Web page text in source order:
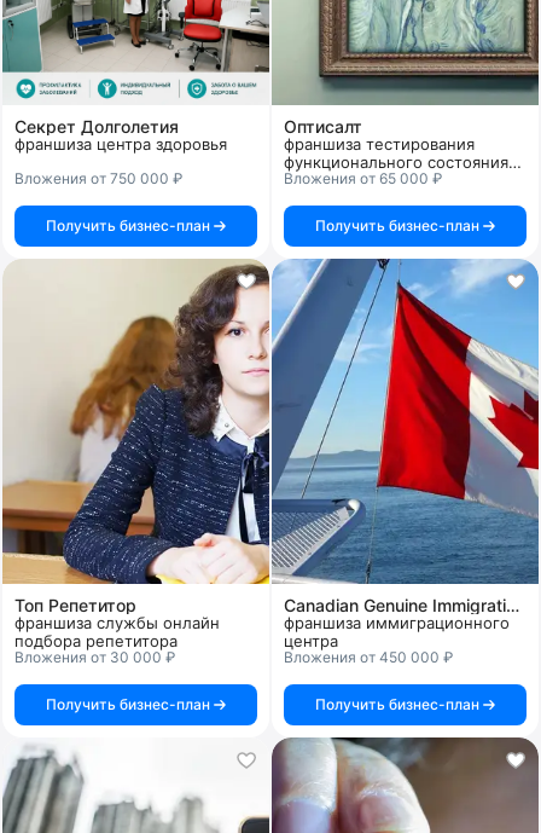
Секрет Долголетия
франшиза центра здоровья
Вложения от 750 000 ₽
Получить бизнес-план
Оптисалт
франшиза тестирования
функционального состояния
организма по радужной
Вложения от 65 000 ₽
Получить бизнес-план
Топ Репетитор
франшиза службы онлайн
подбора репетитора
Вложения от 30 000 ₽
Получить бизнес-план
Canadian Genuine Immigration Center
франшиза иммиграционного
центра
Вложения от 450 000 ₽
Получить бизнес-план